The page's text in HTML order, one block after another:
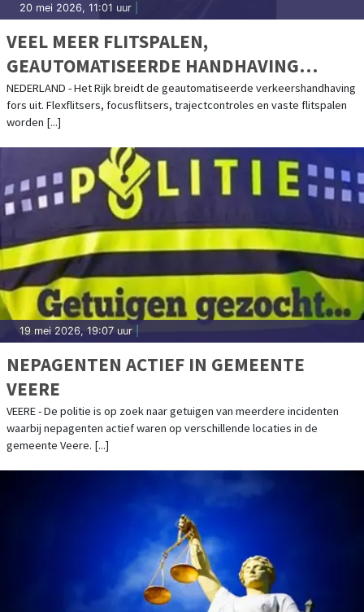
20 mei 2026, 11:01 uur
VEEL MEER FLITSPALEN,
GEAUTOMATISEERDE HANDHAVING
VERDUBBELT
NEDERLAND - Het Rijk breidt de geautomatiseerde verkeershandhaving
fors uit. Flexflitsers, focusflitsers, trajectcontroles en vaste flitspalen
worden [...]
19 mei 2026, 19:07 uur
NEPAGENTEN ACTIEF IN GEMEENTE
VEERE
VEERE - De politie is op zoek naar getuigen van meerdere incidenten
waarbij nepagenten actief waren op verschillende locaties in de
gemeente Veere. [...]